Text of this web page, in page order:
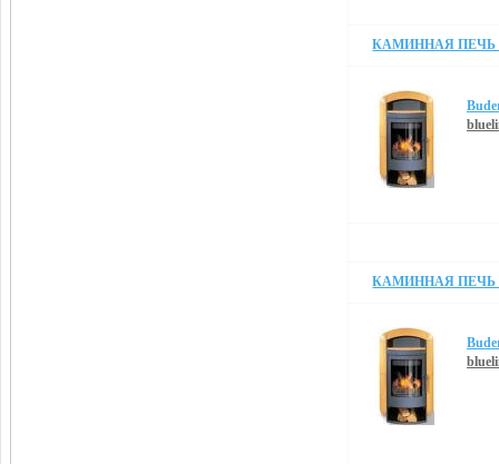
КАМИННАЯ ПЕЧЬ
КАМИННАЯ ПЕЧЬ